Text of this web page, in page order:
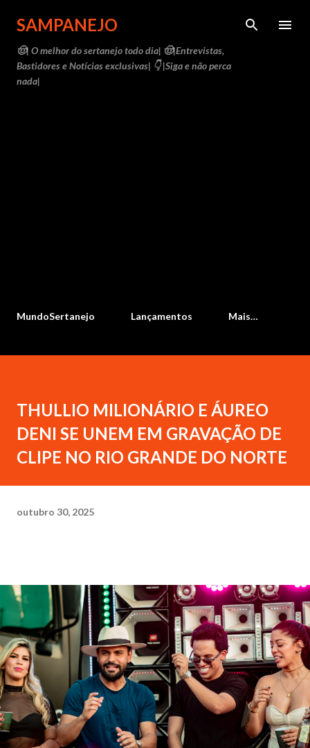
Pular para o conteúdo principal
SAMPANEJO
🤠| O melhor do sertanejo todo dia| 🤠|Entrevistas,
Bastidores e Notícias exclusivas| 👇 |Siga e não perca
nada|
MundoSertanejo Lançamentos Mais…
THULLIO MILIONÁRIO E ÁUREO
DENI SE UNEM EM GRAVAÇÃO DE
CLIPE NO RIO GRANDE DO NORTE
outubro 30, 2025